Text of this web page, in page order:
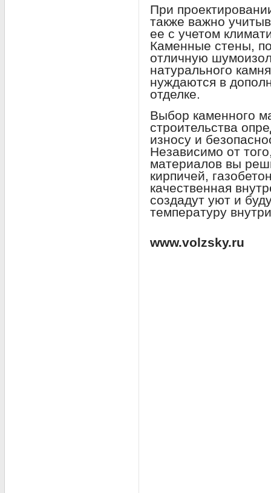
При
также важно
ее с учетом
Каменные стены,
отличную
натурального
нуждаются в
отделке.
Выбор каменного
строительства
износу и
Независимо от
материалов вы
кирпичей,
качественная
создадут уют и
температуру
www.volzsky.ru